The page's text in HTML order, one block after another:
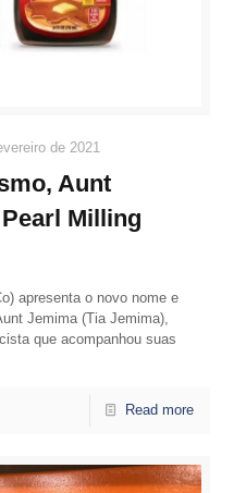
de 2021
Aunt
Milling
apresenta o novo nome e
Jemima (Tia Jemima),
que acompanhou suas
Read more